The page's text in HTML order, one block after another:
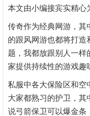
本文由小编接宾实精心
传奇作为经典网游，其
的跟风网游也都将打
题，我都放跟别人一样
家提供持续性的游戏趣
私服中各大保险区和空
大家都熟习的护卫，
说弓箭保卫可以爆金条